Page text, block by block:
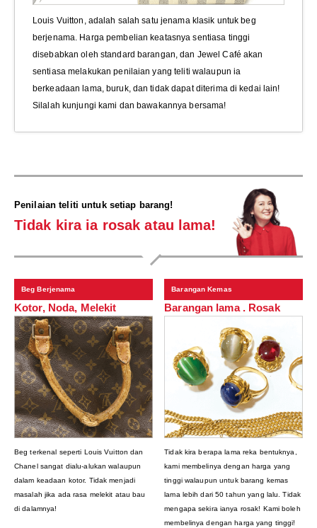
Louis Vuitton, adalah salah satu jenama klasik untuk beg
berjenama. Harga pembelian keatasnya sentiasa tinggi
disebabkan oleh standard barangan, dan Jewel Café akan
sentiasa melakukan penilaian yang teliti walaupun ia
berkeadaan lama, buruk, dan tidak dapat diterima di kedai lain!
Silalah kunjungi kami dan bawakannya bersama!
Penilaian teliti untuk setiap barang!
Tidak kira ia rosak atau lama!
Beg Berjenama
Kotor, Noda, Melekit
Beg terkenal seperti Louis Vuitton dan
Chanel sangat dialu-alukan walaupun
dalam keadaan kotor. Tidak menjadi
masalah jika ada rasa melekit atau bau
di dalamnya!
Barangan Kemas
Barangan lama . Rosak
Tidak kira berapa lama reka bentuknya,
kami membelinya dengan harga yang
tinggi walaupun untuk barang kemas
lama lebih dari 50 tahun yang lalu. Tidak
mengapa sekira ianya rosak! Kami boleh
membelinya dengan harga yang tinggi!